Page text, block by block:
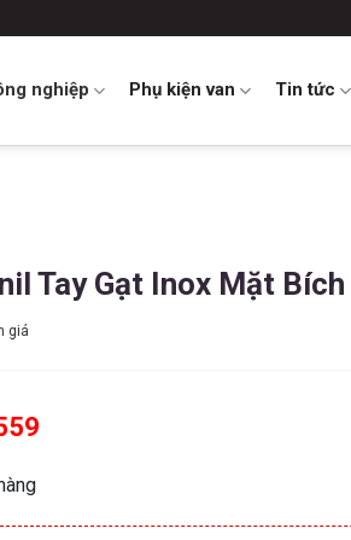
nghiệp Phụ kiện van Tin tức
Tay Gạt Inox Mặt
giá